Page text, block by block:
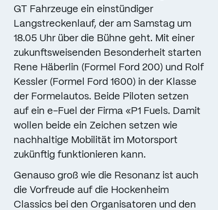
GT Fahrzeuge ein einstündiger
Langstreckenlauf, der am Samstag um
18.05 Uhr über die Bühne geht. Mit einer
zukunftsweisenden Besonderheit starten
Rene Häberlin (Formel Ford 200) und Rolf
Kessler (Formel Ford 1600) in der Klasse
der Formelautos. Beide Piloten setzen
auf ein e-Fuel der Firma «P1 Fuels. Damit
wollen beide ein Zeichen setzen wie
nachhaltige Mobilität im Motorsport
zukünftig funktionieren kann.
Genauso groß wie die Resonanz ist auch
die Vorfreude auf die Hockenheim
Classics bei den Organisatoren und den